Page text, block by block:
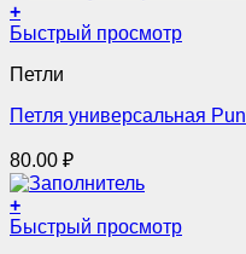
+
Этот
имеет
вариаций.
можно
выбрать
на
странице
Быстрый просмотр
Петли
Петля универсальная
80.00 ₽
+
Быстрый просмотр